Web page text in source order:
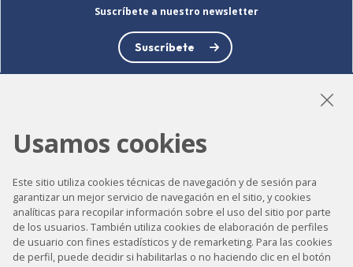
Suscríbete a nuestro newsletter
Suscríbete
LinkedInInstagram
Accesibilidad
Contacto
Usamos cookies
Este sitio utiliza cookies técnicas de navegación y de sesión para
garantizar un mejor servicio de navegación en el sitio, y cookies
analíticas para recopilar información sobre el uso del sitio por parte
de los usuarios. También utiliza cookies de elaboración de perfiles
de usuario con fines estadísticos y de remarketing. Para las cookies
de perfil, puede decidir si habilitarlas o no haciendo clic en el botón